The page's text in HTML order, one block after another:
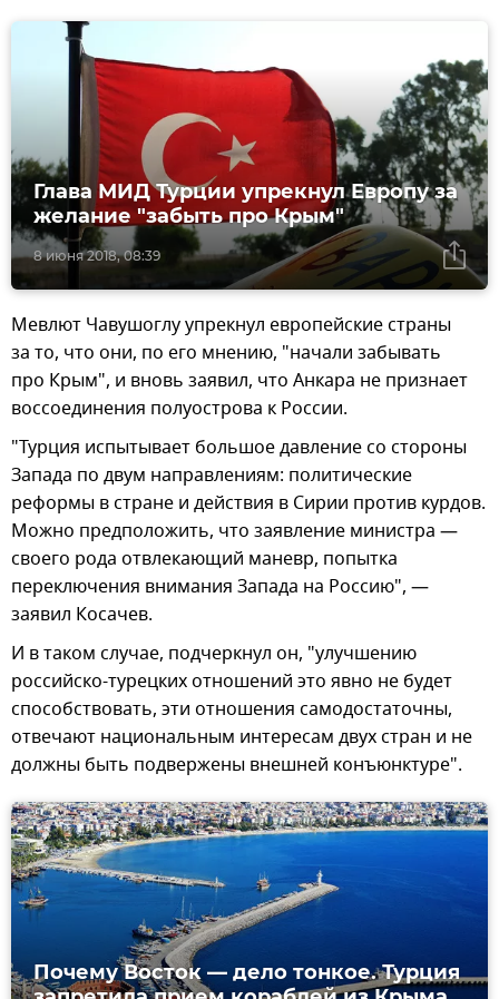
8 июня 2018, 08:39
Глава МИД Турции упрекнул Европу за
желание "забыть про Крым"
Мевлют Чавушоглу упрекнул европейские страны
за то, что они, по его мнению, "начали забывать
про Крым", и вновь заявил, что Анкара не признает
воссоединения полуострова к России.
"Турция испытывает большое давление со стороны
Запада по двум направлениям: политические
реформы в стране и действия в Сирии против курдов.
Можно предположить, что заявление министра —
своего рода отвлекающий маневр, попытка
переключения внимания Запада на Россию", —
заявил Косачев.
И в таком случае, подчеркнул он, "улучшению
российско-турецких отношений это явно не будет
способствовать, эти отношения самодостаточны,
отвечают национальным интересам двух стран и не
должны быть подвержены внешней конъюнктуре".
Почему Восток — дело тонкое. Турция